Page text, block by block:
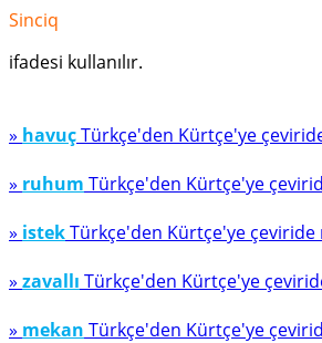
Sinciq
ifadesi kullanılır.
» havuçTürkçe'den Kürtçe'ye
» ruhum Türkçe'den Kürtçe'ye
» istekTürkçe'den Kürtçe'ye çeviride
» zavallı Türkçe'den Kürtçe'ye
» mekan Türkçe'den Kürtçe'ye